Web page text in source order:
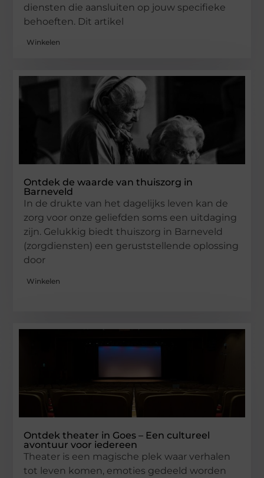
diensten die aansluiten op jouw specifieke
behoeften. Dit artikel
Winkelen
Ontdek de waarde van thuiszorg in
Barneveld
In de drukte van het dagelijks leven kan de
zorg voor onze geliefden soms een uitdaging
zijn. Gelukkig biedt thuiszorg in Barneveld
(zorgdiensten) een geruststellende oplossing
door
Winkelen
Ontdek theater in Goes – Een cultureel
avontuur voor iedereen
Theater is een magische plek waar verhalen
tot leven komen, emoties gedeeld worden